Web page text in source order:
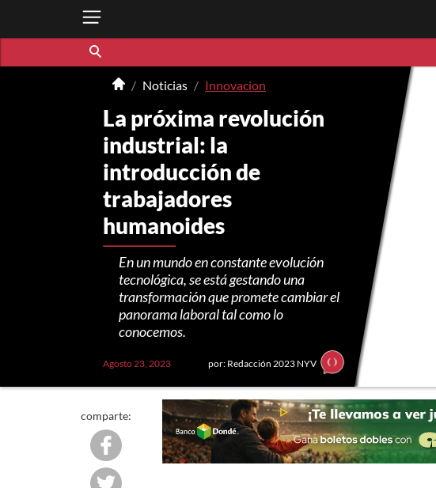
Noticias Innovacion
La próxima revolución
industrial: la
introducción de
trabajadores
humanoides
En un mundo en constante evolución
tecnológica, se está gestando una
transformación que promete cambiar el
panorama laboral tal como lo
conocemos.
Agosto 23, 2023 por: Redacción 2023 NYV
comparte: